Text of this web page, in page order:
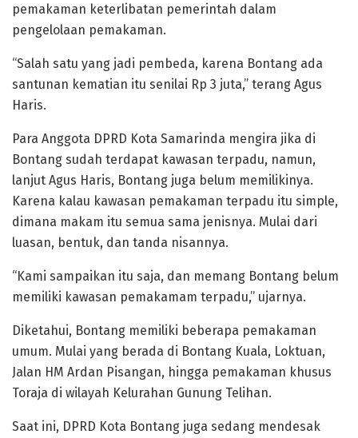
pemakaman keterlibatan pemerintah dalam
pengelolaan pemakaman.
“Salah satu yang jadi pembeda, karena Bontang ada
santunan kematian itu senilai Rp 3 juta,” terang Agus
Haris.
Para Anggota DPRD Kota Samarinda mengira jika di
Bontang sudah terdapat kawasan terpadu, namun,
lanjut Agus Haris, Bontang juga belum memilikinya.
Karena kalau kawasan pemakaman terpadu itu simple,
dimana makam itu semua sama jenisnya. Mulai dari
luasan, bentuk, dan tanda nisannya.
“Kami sampaikan itu saja, dan memang Bontang belum
memiliki kawasan pemakamam terpadu,” ujarnya.
Diketahui, Bontang memiliki beberapa pemakaman
umum. Mulai yang berada di Bontang Kuala, Loktuan,
Jalan HM Ardan Pisangan, hingga pemakaman khusus
Toraja di wilayah Kelurahan Gunung Telihan.
Saat ini, DPRD Kota Bontang juga sedang mendesak